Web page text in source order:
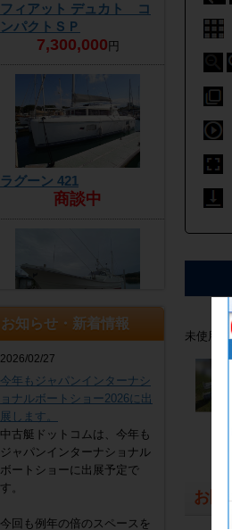
フィアット デュカト コ
ンパクトＳＰ
7,300,000 円
ラグーン 421
商談中
ヤンマー DE30EZ
4,300,000
お知らせ・新着情報
2026/02/27
今年もジャパンインターナシ
ョナルボートショー2026に出
展します。
中古艇ドットコムは、今年も
ジャパンインターナショナル
ボートショーに出展予定で
す。
今回も例年の倍のスペースを
未使用
お問